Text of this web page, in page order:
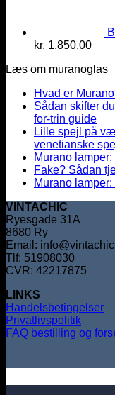
kr. 1.850,00
Læs om muranoglas
Hvad er
Sådan skifter
for-trin guide
Lille spejl på
venetianske
Murano
Fake? Sådan
Murano
VINTACHIC
Ryesgade 31A
8680 Ry
Email:
Tlf: 51908030
CVR: 42217875
LINKS
Handelsbetingelser
Privatlivspolitik
FAQ bestilling og